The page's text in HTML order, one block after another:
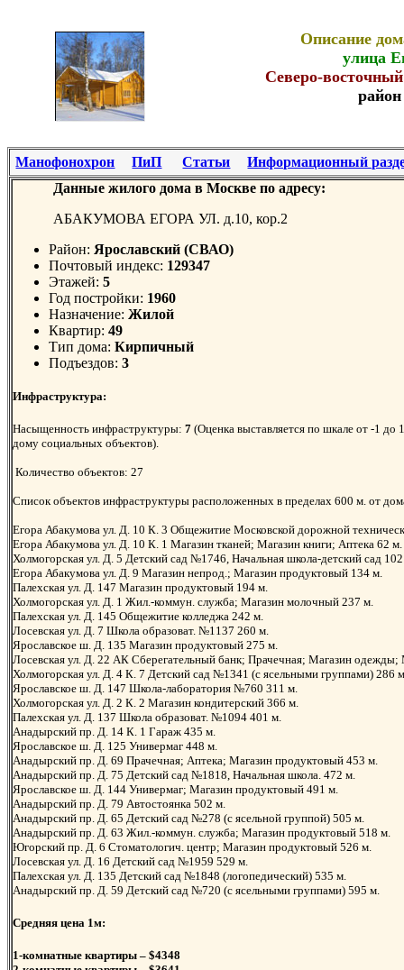
Описание
улица
Северо-
Манофонохрон ПиП Статьи
Информационный
Данные жилого дома в Москве по адресу:
АБАКУМОВА ЕГОРА УЛ. д.10, кор.2
Район: Ярославский (СВАО)
Почтовый индекс: 129347
Этажей: 5
Год постройки: 1960
Назначение: Жилой
Квартир: 49
Тип дома: Кирпичный
Подъездов: 3
Инфраструктура:
Насыщенность инфраструктуры: 7 (Оценка выставляется по шкале от -1 до
дому социальных объектов).
Количество объектов: 27
Список объектов инфраструктуры расположенных в пределах 600 м. от
Егора Абакумова ул. Д. 10 К. 3 Общежитие Московской дорожной
Егора Абакумова ул. Д. 10 К. 1 Магазин тканей; Магазин книги; Аптека 62 м.
Холмогорская ул. Д. 5 Детский сад №1746, Начальная школа-детский сад
Егора Абакумова ул. Д. 9 Магазин непрод.; Магазин продуктовый 134 м.
Палехская ул. Д. 147 Магазин продуктовый 194 м.
Холмогорская ул. Д. 1 Жил.-коммун. служба; Магазин молочный 237 м.
Палехская ул. Д. 145 Общежитие колледжа 242 м.
Лосевская ул. Д. 7 Школа образоват. №1137 260 м.
Ярославское ш. Д. 135 Магазин продуктовый 275 м.
Лосевская ул. Д. 22 АК Сберегательный банк; Прачечная; Магазин
Холмогорская ул. Д. 4 К. 7 Детский сад №1341 (с ясельными группами) 286
Ярославское ш. Д. 147 Школа-лаборатория №760 311 м.
Холмогорская ул. Д. 2 К. 2 Магазин кондитерский 366 м.
Палехская ул. Д. 137 Школа образоват. №1094 401 м.
Анадырский пр. Д. 14 К. 1 Гараж 435 м.
Ярославское ш. Д. 125 Универмаг 448 м.
Анадырский пр. Д. 69 Прачечная; Аптека; Магазин продуктовый 453 м.
Анадырский пр. Д. 75 Детский сад №1818, Начальная школа. 472 м.
Ярославское ш. Д. 144 Универмаг; Магазин продуктовый 491 м.
Анадырский пр. Д. 79 Автостоянка 502 м.
Анадырский пр. Д. 65 Детский сад №278 (с ясельной группой) 505 м.
Анадырский пр. Д. 63 Жил.-коммун. служба; Магазин продуктовый 518 м.
Югорский пр. Д. 6 Стоматологич. центр; Магазин продуктовый 526 м.
Лосевская ул. Д. 16 Детский сад №1959 529 м.
Палехская ул. Д. 135 Детский сад №1848 (логопедический) 535 м.
Анадырский пр. Д. 59 Детский сад №720 (с ясельными группами) 595 м.
Средняя цена 1м:
1-комнатные квартиры – $4348